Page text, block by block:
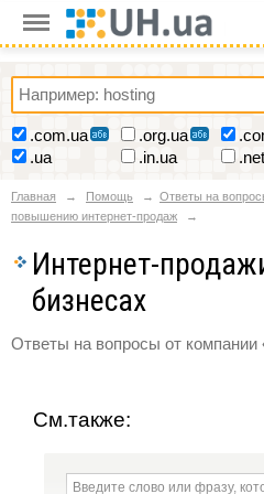
.com.ua .org.ua
.ua
.in.ua .net
Главная Помощь Ответы на
повышению интернет-продаж
Интернет-
бизнесах
Ответы на вопросы от компании
См.также: